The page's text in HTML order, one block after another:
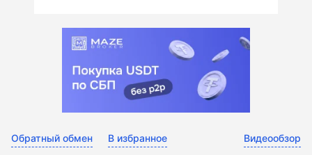
Обратный обмен В избранное Видеообзор